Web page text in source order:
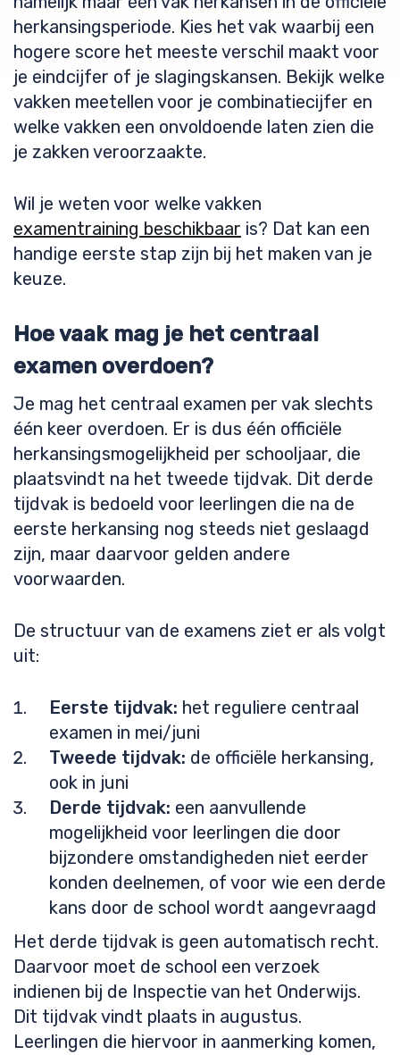
herkansingsperiode. Kies het vak waarbij een
hogere score het meeste verschil maakt voor
je eindcijfer of je slagingskansen. Bekijk welke
vakken meetellen voor je combinatiecijfer en
welke vakken een onvoldoende laten zien die
je zakken veroorzaakte.
Wil je weten voor welke vakken
examentraining beschikbaar is? Dat kan een
handige eerste stap zijn bij het maken van je
keuze.
Hoe vaak mag je het centraal
examen overdoen?
Je mag het centraal examen per vak slechts
één keer overdoen. Er is dus één officiële
herkansingsmogelijkheid per schooljaar, die
plaatsvindt na het tweede tijdvak. Dit derde
tijdvak is bedoeld voor leerlingen die na de
eerste herkansing nog steeds niet geslaagd
zijn, maar daarvoor gelden andere
voorwaarden.
De structuur van de examens ziet er als volgt
uit:
Eerste tijdvak: het reguliere centraal
examen in mei/juni
Tweede tijdvak: de officiële herkansing,
ook in juni
Derde tijdvak: een aanvullende
mogelijkheid voor leerlingen die door
bijzondere omstandigheden niet eerder
konden deelnemen, of voor wie een derde
kans door de school wordt aangevraagd
Het derde tijdvak is geen automatisch recht.
Daarvoor moet de school een verzoek
indienen bij de Inspectie van het Onderwijs.
Dit tijdvak vindt plaats in augustus.
Leerlingen die hiervoor in aanmerking komen,